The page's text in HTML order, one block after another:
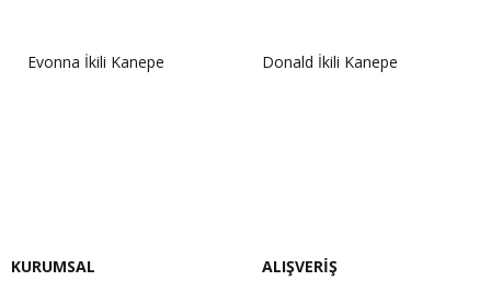
Evonna İkili Kanepe Donald İkili Kanepe
KURUMSAL ALIŞVERİŞ